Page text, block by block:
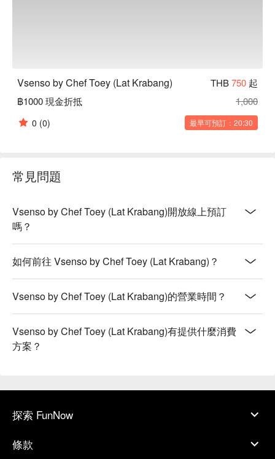
Vsenso by Chef Toey (Lat Krabang) THB750 起
฿1000 現金折抵
1,000
0 (0) 最早可預訂：20:30
常見問題
Vsenso by Chef Toey (Lat Krabang)開放線上預訂
嗎？
如何前往 Vsenso by Chef Toey (Lat Krabang)？
Vsenso by Chef Toey (Lat Krabang)的營業時間？
Vsenso by Chef Toey (Lat Krabang)有提供什麼消費
方案？
探索 FunNow
條款